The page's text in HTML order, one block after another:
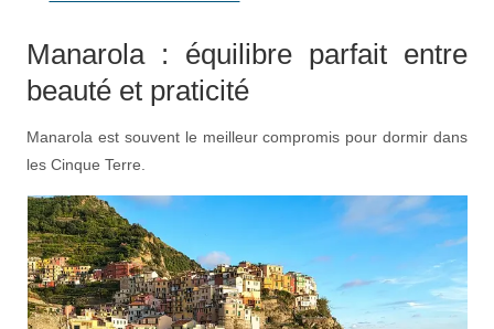
Manarola : équilibre parfait entre
beauté et praticité
Manarola est souvent le meilleur compromis pour dormir dans
les Cinque Terre.